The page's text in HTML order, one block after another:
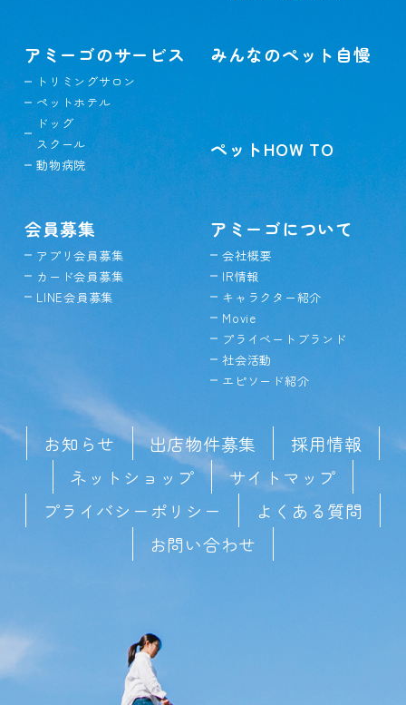
アミーゴのサービス
トリミングサロン
ペットホテル
ドッグ
スクール
動物病院
みんなのペット自慢
ペットHOW TO
会員募集
アプリ会員募集
カード会員募集
LINE会員募集
アミーゴについて
会社概要
IR情報
キャラクター紹介
Movie
プライベートブランド
社会活動
エピソード紹介
お知らせ 出店物件募集
採用情報
ネットショップ
サイトマップ
プライバシーポリシー
よくある質問
お問い合わせ